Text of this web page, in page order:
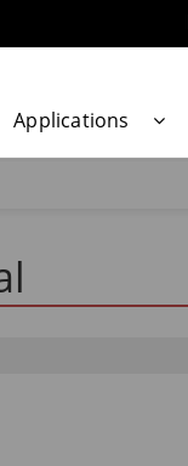
Applications